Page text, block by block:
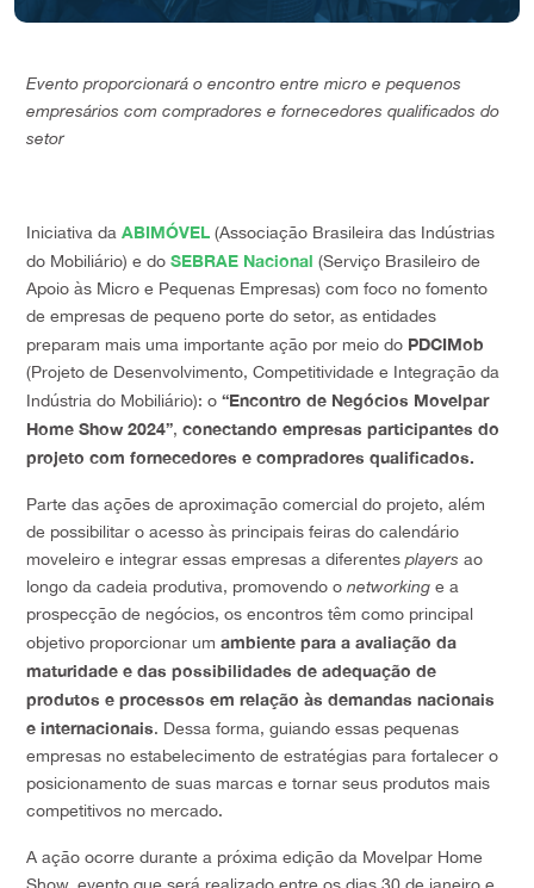
Evento proporcionará o encontro entre micro e pequenos
empresários com compradores e fornecedores qualificados do
setor
Iniciativa da ABIMÓVEL (Associação Brasileira das Indústrias
do Mobiliário) e do SEBRAE Nacional (Serviço Brasileiro de
Apoio às Micro e Pequenas Empresas) com foco no fomento
de empresas de pequeno porte do setor, as entidades
preparam mais uma importante ação por meio do PDCIMob
(Projeto de Desenvolvimento, Competitividade e Integração da
Indústria do Mobiliário): o “Encontro de Negócios Movelpar
Home Show 2024”, conectando empresas participantes do
projeto com fornecedores e compradores qualificados.
Parte das ações de aproximação comercial do projeto, além
de possibilitar o acesso às principais feiras do calendário
moveleiro e integrar essas empresas a diferentes players ao
longo da cadeia produtiva, promovendo o networking e a
prospecção de negócios, os encontros têm como principal
objetivo proporcionar um ambiente para a avaliação da
maturidade e das possibilidades de adequação de
produtos e processos em relação às demandas nacionais
e internacionais. Dessa forma, guiando essas pequenas
empresas no estabelecimento de estratégias para fortalecer o
posicionamento de suas marcas e tornar seus produtos mais
competitivos no mercado.
A ação ocorre durante a próxima edição da Movelpar Home
Show, evento que será realizado entre os dias 30 de janeiro e